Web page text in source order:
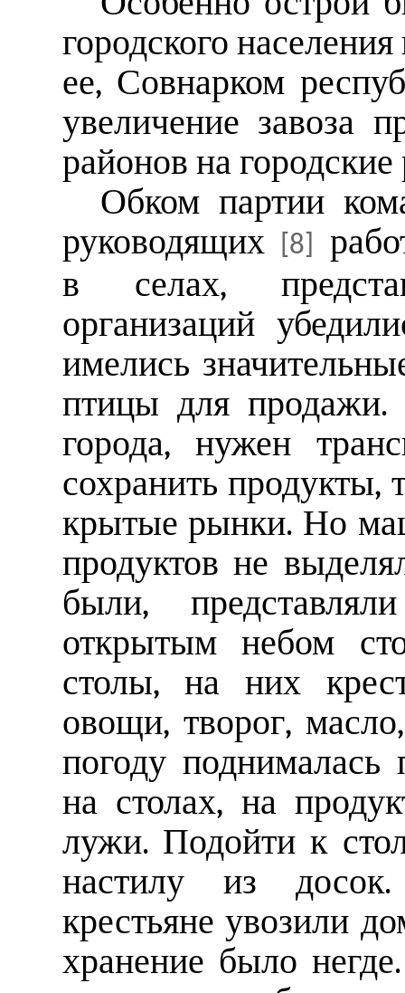
городского
ее, Совнарком
увеличение завоза
районов на
Обком партии
руководящих
[8]
в селах,
организаций
имелись
птицы для
города, нужен
сохранить продукты,
крытые рынки. Но
продуктов не
были,
открытым небом
столы, на них
овощи, творог,
погоду поднималась
на столах, на
лужи. Подойти к
настилу из
крестьяне увозили
хранение было